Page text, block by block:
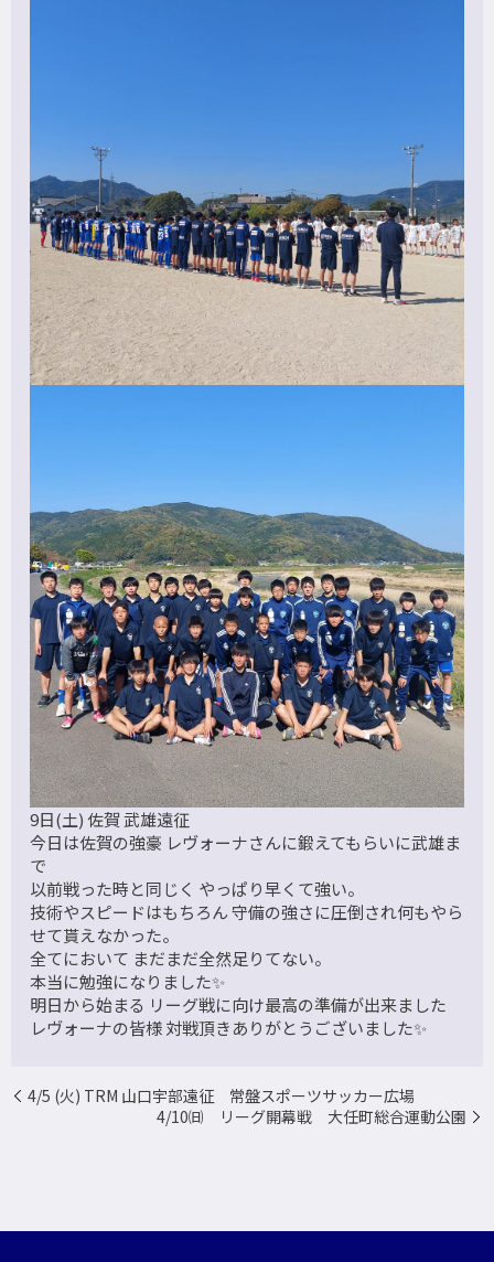
9日(土) 佐賀 武雄遠征
今日は佐賀の強豪 レヴォーナさんに鍛えてもらいに武雄ま
で
以前戦った時と同じく やっぱり早くて強い。
技術やスピードはもちろん 守備の強さに圧倒され何もやら
せて貰えなかった。
全てにおいて まだまだ全然足りてない。
本当に勉強になりました✨
明日から始まる リーグ戦に向け最高の準備が出来ました
レヴォーナの皆様 対戦頂きありがとうございました✨
4/5 (火) TRM 山口宇部遠征 常盤スポーツサッカー広場
4/10㈰ リーグ開幕戦 大任町総合運動公園